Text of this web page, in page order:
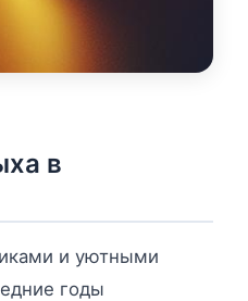
в
и уютными
годы